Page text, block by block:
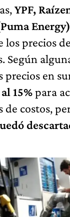
YPF,
Energy)
los precios
Según
precios en
15%para
de costos,